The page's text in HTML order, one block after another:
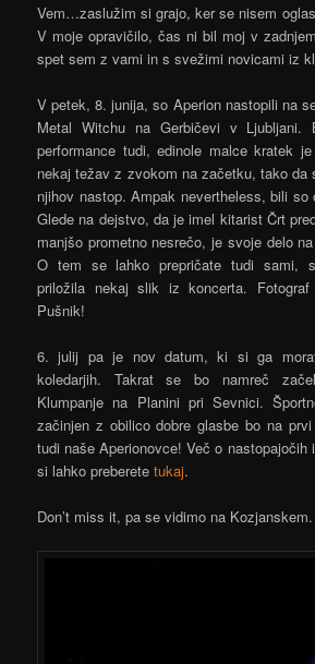
Vem…zaslužim si grajo, ker se nisem
V moje opravičilo, čas ni bil moj v
spet sem z vami in s svežimi novicami iz
V petek, 8. junija, so Aperion nastopili na
Metal Witchu na Gerbičevi v Ljubljani.
performance tudi, edinole malce kratek
nekaj težav z zvokom na začetku, tako da
njihov nastop. Ampak nevertheless, bili
Glede na dejstvo, da je imel kitarist Črt
manjšo prometno nesrečo, je svoje delo
O tem se lahko prepričate tudi sami,
priložila nekaj slik iz koncerta.
Pušnik!
6. julij pa je nov datum, ki si ga
koledarjih. Takrat se bo namreč
Klumpanje na Planini pri Sevnici.
začinjen z obilico dobre glasbe bo na
tudi naše Aperionovce! Več o nastopajočih
si lahko preberetetukaj.
Don’t miss it, pa se vidimo na